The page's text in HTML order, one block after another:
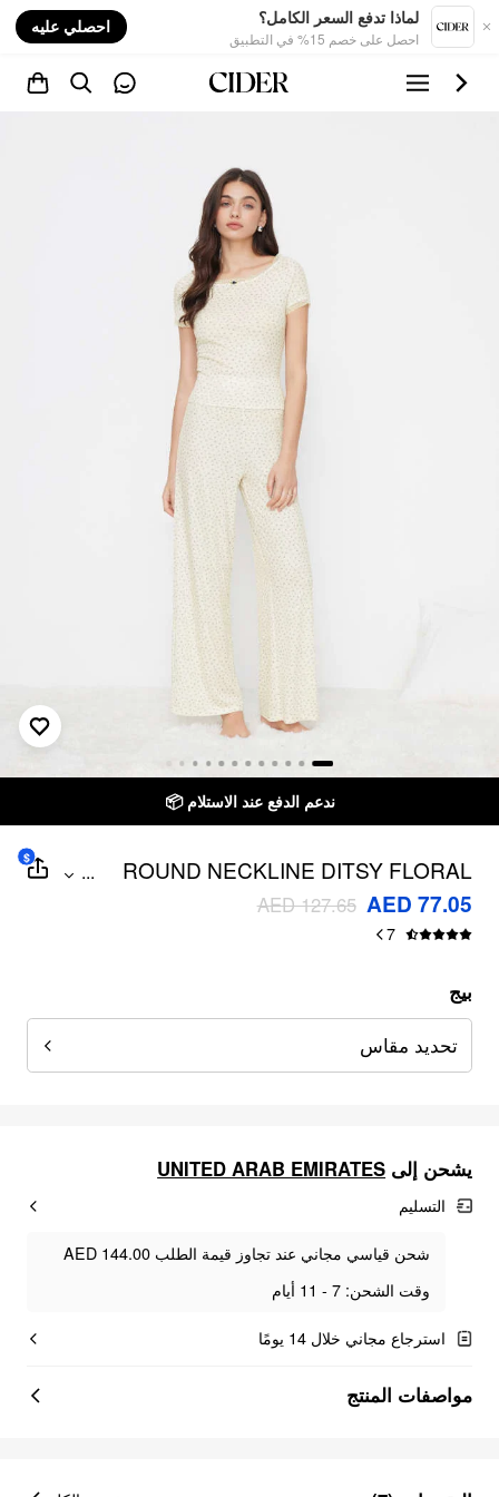
لماذا تدفع السعر الكامل؟
احصل على خصم 15% في التطبيق
احصلي عليه
ندعم الدفع عند الاستلام 📦
ROUND NECKLINE DITSY FLORAL
LACE TRIM TOP & MID RISE ELASTIC
WAIST WIDE LEG TROUSERS
LOUNGEWEAR SET
...
AED 77.05
AED 127.65
7
$
بيج
تحديد مقاس
يشحن إلى UNITED ARAB EMIRATES
التسليم
شحن قياسي مجاني عند تجاوز قيمة الطلب AED 144.00
وقت الشحن: 7 - 11 أيام
استرجاع مجاني خلال 14 يومًا
مواصفات المنتج